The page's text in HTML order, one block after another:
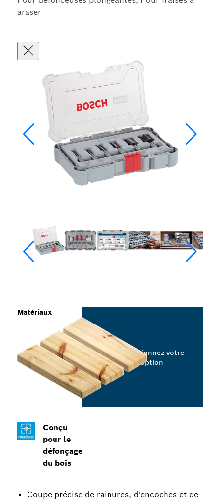
araser
Conçu
pour le
défonçage
du bois
Coupe précise de rainures, d'encoches et de
Matériaux
Sélectionnez votre
option